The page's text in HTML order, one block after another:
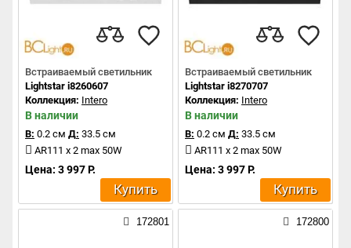
Встраиваемый светильник
Lightstar i8260607
Коллекция: Intero
В наличии
В: 0.2 см Д: 33.5 см
AR111 x 2 max 50W
Цена: 3 997 Р.
Купить
Встраиваемый светильник
Lightstar i8270707
Коллекция: Intero
В наличии
В: 0.2 см Д: 33.5 см
AR111 x 2 max 50W
Цена: 3 997 Р.
Купить
172801 172800